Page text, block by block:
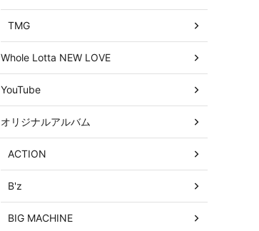
TMG
Whole Lotta NEW LOVE
YouTube
オリジナルアルバム
ACTION
B'z
BIG MACHINE